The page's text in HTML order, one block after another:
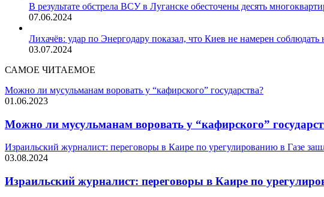
В результате обстрела ВСУ в Луганске обесточены десять
07.06.2024
Лихачёв: удар по Энергодару показал, что Киев не намерен
03.07.2024
САМОЕ ЧИТАЕМОЕ
Можно ли мусульманам воровать у “кафирского” государства?
01.06.2023
Можно ли мусульманам воровать у “кафирского”
Израильский журналист: переговоры в Каире по урегулированию в Газе
03.08.2024
Израильский журналист: переговоры в Каире по